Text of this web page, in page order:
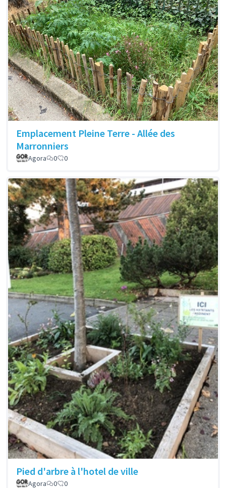
Emplacement Pleine Terre - Allée des
Marronniers
Agora 0 0
Pied d'arbre à l'hotel de ville
Agora 0 0